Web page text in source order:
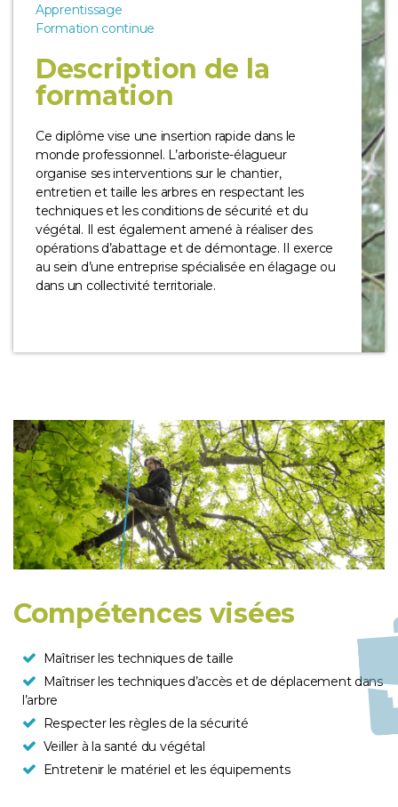
Apprentissage
Formation continue
Description de la
formation
Ce diplôme vise une insertion rapide dans le
monde professionnel. L’arboriste-élagueur
organise ses interventions sur le chantier,
entretien et taille les arbres en respectant les
techniques et les conditions de sécurité et du
végétal. Il est également amené à réaliser des
opérations d’abattage et de démontage. Il exerce
au sein d’une entreprise spécialisée en élagage ou
dans un collectivité territoriale.
Compétences visées
Maîtriser les techniques de taille
Maîtriser les techniques d’accès et de déplacement dans
l’arbre
Respecter les règles de la sécurité
Veiller à la santé du végétal
Entretenir le matériel et les équipements